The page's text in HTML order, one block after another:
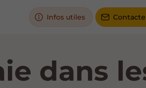
Infos utiles
dans